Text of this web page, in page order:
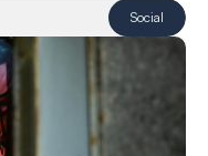
Social